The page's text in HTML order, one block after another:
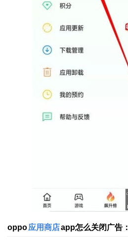
oppo应用商店app怎么关闭广告：